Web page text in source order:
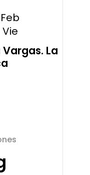
Feb
Vie
La